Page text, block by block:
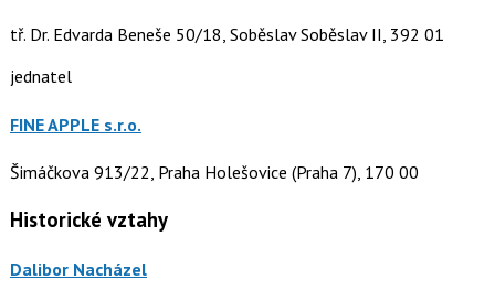
tř. Dr. Edvarda Beneše 50/18, Soběslav Soběslav II, 392 01
jednatel
FINE APPLE s.r.o.
Šimáčkova 913/22, Praha Holešovice (Praha 7), 170 00
Historické vztahy
Dalibor Nacházel